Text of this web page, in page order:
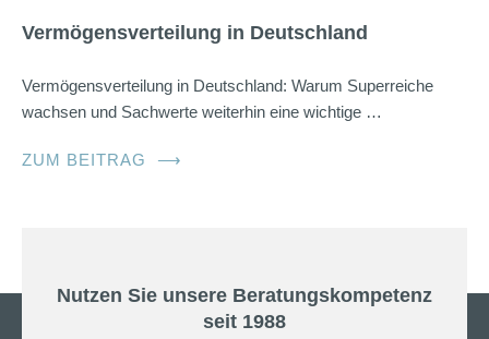
Vermögensverteilung in Deutschland
Vermögensverteilung in Deutschland: Warum Superreiche
wachsen und Sachwerte weiterhin eine wichtige …
ZUM BEITRAG ⟶
Nutzen Sie unsere Beratungskompetenz
seit 1988